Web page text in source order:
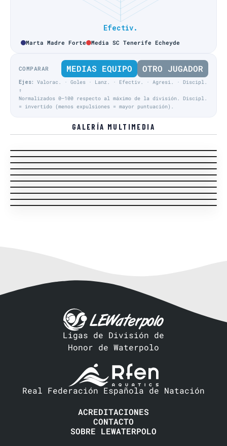
Marta Madre Forte Media SC Tenerife Echeyde
COMPARAR MEDIAS EQUIPO OTRO JUGADOR
Ejes:
Valorac. · Goles · Lanz. · Efectiv. · Agresi. · Discipl.
↑
Normalizados 0–100 respecto al máximo de la división. Discipl.
= invertido (menos expulsiones = mayor puntuación).
GALERÍA MULTIMEDIA
Liga Regular · J10
Liga Regular · J8
Liga Regular · J8
Liga Regular · J8
Liga Regular · J8
Liga Regular · J8
Liga Regular · J6
Liga Regular · J6
Ligas de División de
Honor de Waterpolo
Real Federación Española de Natación
ACREDITACIONES
CONTACTO
SOBRE LEWATERPOLO